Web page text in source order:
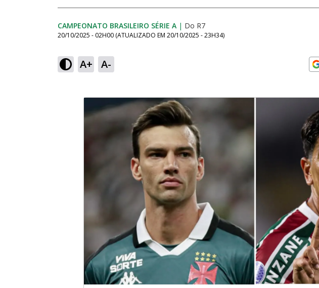
CAMPEONATO BRASILEIRO SÉRIE A | Do R7
20/10/2025 - 02H00 (ATUALIZADO EM 20/10/2025 - 23H34)
A+ A-